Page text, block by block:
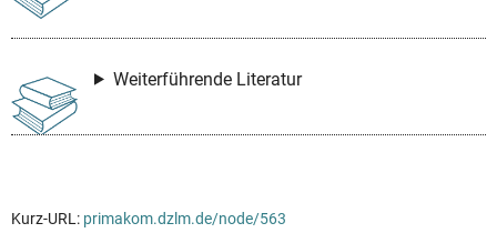
Weiterführende Literatur
Kurz-URL: primakom.dzlm.de/node/563